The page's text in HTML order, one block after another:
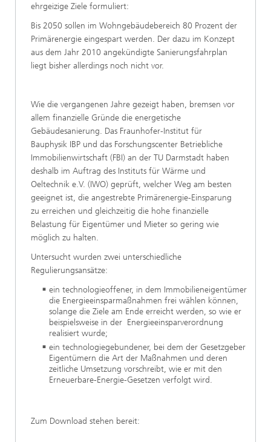
ehrgeizige Ziele formuliert:
Bis 2050 sollen im Wohngebäudebereich 80 Prozent der
Primärenergie eingespart werden. Der dazu im Konzept
aus dem Jahr 2010 angekündigte Sanierungsfahrplan
liegt bisher allerdings noch nicht vor.
Wie die vergangenen Jahre gezeigt haben, bremsen vor
allem finanzielle Gründe die energetische
Gebäudesanierung. Das Fraunhofer-Institut für
Bauphysik IBP und das Forschungscenter Betriebliche
Immobilienwirtschaft (FBI) an der TU Darmstadt haben
deshalb im Auftrag des Instituts für Wärme und
Oeltechnik e.V. (IWO) geprüft, welcher Weg am besten
geeignet ist, die angestrebte Primärenergie-Einsparung
zu erreichen und gleichzeitig die hohe finanzielle
Belastung für Eigentümer und Mieter so gering wie
möglich zu halten.
Untersucht wurden zwei unterschiedliche
Regulierungsansätze:
ein technologieoffener, in dem Immobilieneigentümer
die Energieeinsparmaßnahmen frei wählen können,
solange die Ziele am Ende erreicht werden, so wie er
beispielsweise in der Energieeinsparverordnung
realisiert wurde;
ein technologiegebundener, bei dem der Gesetzgeber
Eigentümern die Art der Maßnahmen und deren
zeitliche Umsetzung vorschreibt, wie er mit den
Erneuerbare-Energie-Gesetzen verfolgt wird.
Zum Download stehen bereit: